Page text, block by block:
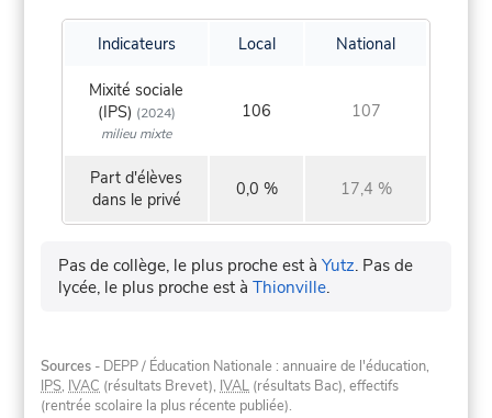
Indicateurs Local National
Mixité sociale
(IPS) (2024)
milieu mixte
106 107
Part d'élèves
dans le privé
0,0 % 17,4 %
Pas de collège, le plus proche est àYutz. Pas de
lycée, le plus proche est àThionville.
Sources - DEPP / Éducation Nationale : annuaire de l'éducation,
IPS, IVAC (résultats Brevet), IVAL (résultats Bac), effectifs
(rentrée scolaire la plus récente publiée).